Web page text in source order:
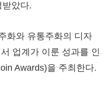
았다.
화와 유통주화의 디자
업계가 이룬 성과를 인
Awards)을 주최한다.